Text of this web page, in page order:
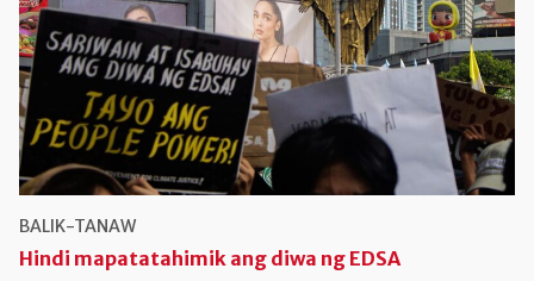
BALIK-TANAW
Hindi mapatatahimik ang diwa ng EDSA